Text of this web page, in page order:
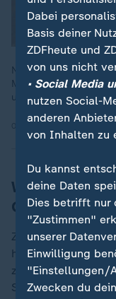
Nach dem Sturz des
Menschen auf den
ungewiss.
Was heißt
Geflüchteten
Zum jetzigen
hypothetische
zurückkehren
Sprecherin des
Dabei
Basis deiner
ZDFheute und
von uns nicht
• Social Media
nutzen Social-
anderen
von Inhalten zu
Du kannst
deine Daten
Dies betrifft nur
"Zustimmen"
unserer
Einwilligung
"Einstellungen/
Zwecken du